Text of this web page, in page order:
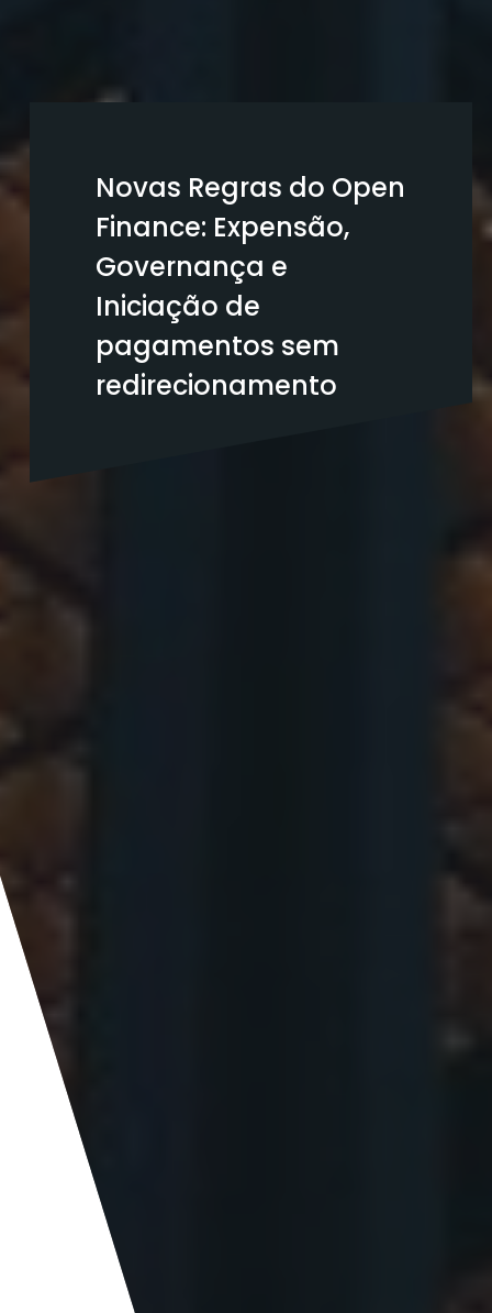
Novas Regras do Open
Finance: Expensão,
Governança e
Iniciação de
pagamentos sem
redirecionamento